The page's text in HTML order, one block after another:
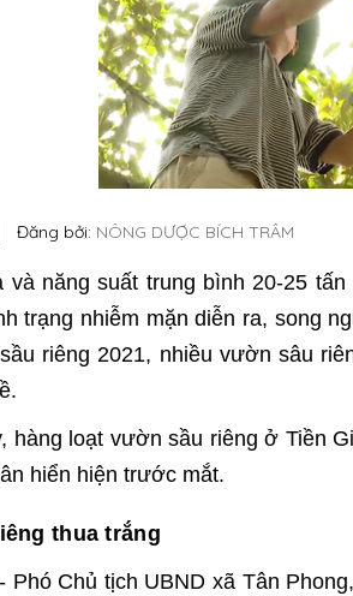
Đăng bởi: NÔNG DƯỢC BÍCH TRÂM
năng suất trung bình 20-25
trạng nhiễm mặn diễn ra, song
riêng 2021, nhiều vườn sâu
hàng loạt vườn sầu riêng ở Tiền
hiển hiện trước mắt.
thua trắng
Phó Chủ tịch UBND xã Tân